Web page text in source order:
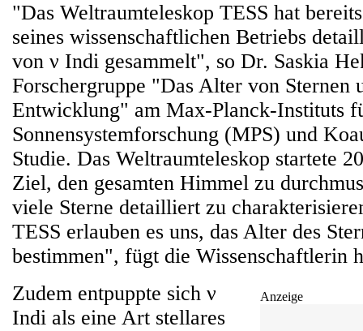
"Das Weltraumteleskop TESS hat
seines wissenschaftlichen Betriebs
von ν Indi gesammelt", so Dr. Saskia
Forschergruppe "Das Alter von Sternen
Entwicklung" am Max-Planck-Instituts
Sonnensystemforschung (MPS) und
Studie. Das Weltraumteleskop startete
Ziel, den gesamten Himmel zu
viele Sterne detailliert zu
TESS erlauben es uns, das Alter des
bestimmen", fügt die Wissenschaftlerin
Anzeige
Zudem entpuppte sich ν
Indi als eine Art stellares